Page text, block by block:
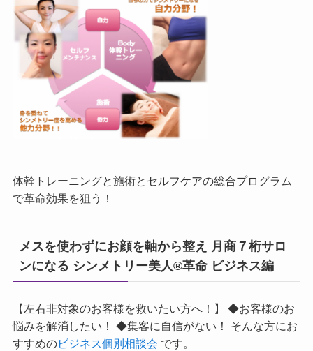
体幹トレーニングと施術とセルフケアの総合プログラム
で革命効果を狙う！
メスを使わずにお顔を軸から整え 月商７桁サロ
ンになる シンメトリー美人®革命 ビジネス編
【左右非対象のお客様を救いたい方へ！】 ◆お客様のお
悩みを解消したい！ ◆集客に自信がない！ そんな方にお
すすめのビジネス個別相談会 です。